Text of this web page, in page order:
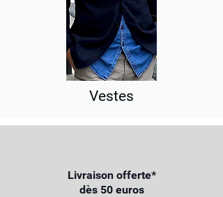
Vestes
Livraison offerte*
dès 50 euros